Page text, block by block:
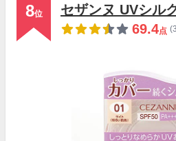
8位
セザンヌ UVシル
69.4点